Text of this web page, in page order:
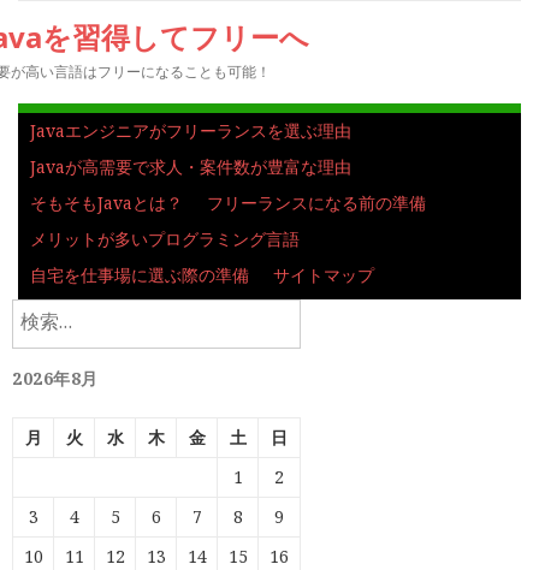
を習得してフリーへ
が高い言語はフリーになることも可能！
Javaエンジニアがフリーランスを選ぶ理由
Javaが高需要で求人・案件数が豊富な理由
そもそもJavaとは？
フリーランスになる前の準備
メリットが多いプログラミング言語
自宅を仕事場に選ぶ際の準備
サイトマップ
検
索:
2026年8月
月 火 水 木 金 土
日
1
2
3
4 5 6 7 8
9
10
11 12 13 14 15
16